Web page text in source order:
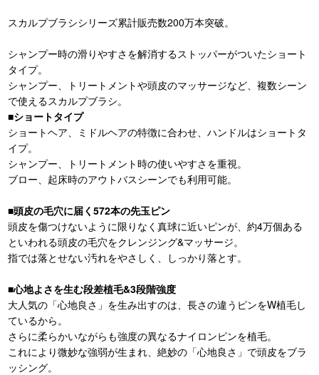
スカルプブラシシリーズ累計販売数200万本突破。
シャンプー時の滑りやすさを解消するストッパーがついたショート
タイプ。
シャンプー、トリートメントや頭皮のマッサージなど、複数シーン
で使えるスカルプブラシ。
■ショートタイプ
ショートヘア、ミドルヘアの特徴に合わせ、ハンドルはショートタ
イプ。
シャンプー、トリートメント時の使いやすさを重視。
ブロー、起床時のアウトバスシーンでも利用可能。
■頭皮の毛穴に届く572本の先玉ピン
頭皮を傷つけないように限りなく真球に近いピンが、約4万個ある
といわれる頭皮の毛穴をクレンジング&マッサージ。
指では落とせない汚れをやさしく、しっかり落とす。
■心地よさを生む段差植毛&3段階強度
大人気の「心地良さ」を生み出すのは、長さの違うピンをW植毛し
ているから。
さらに柔らかいながらも強度の異なるナイロンピンを植毛。
これにより微妙な強弱が生まれ、絶妙の「心地良さ」で頭皮をブラ
ッシング。